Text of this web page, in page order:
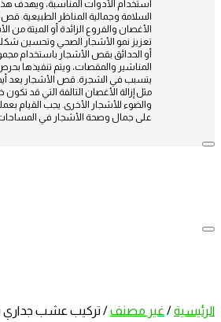
استخدام الأدوات المناسبة، ويهدف
السلامة وجمالية المناظر الطبيعية. قص
الأغصان والفروع الزائدة أو الميتة من
تعزيز نمو الأشجار الصحي وتحسين
أو الحدائق بقص الأشجار باستخدام
المناشير والمقصات، ويتم تنفيذها
يتسبب في الشجرة. قص الأشجار يعد
مثل إزالة الأغصان التالفة التي قد
والضوء للأشجار الأخرى. يجب القيام
على جمال وصحة الأشجار في المساحات
الرئيسية/ غير مصنف/ تركيب عشب جداري